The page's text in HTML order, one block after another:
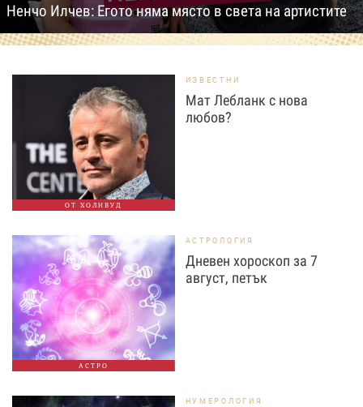
Ненчо Илчев: Егото няма място в света на артистите
ОТ ХОЛИВУД
ИЗВЕСТНИ
Мат Лебланк с нова
любов?
АСТРО
АСТРОЛОГИЯ
Дневен хороскоп за 7
август, петък
НУМЕРОЛОГИЯ